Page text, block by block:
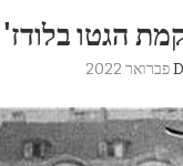
הגטו בלודז'